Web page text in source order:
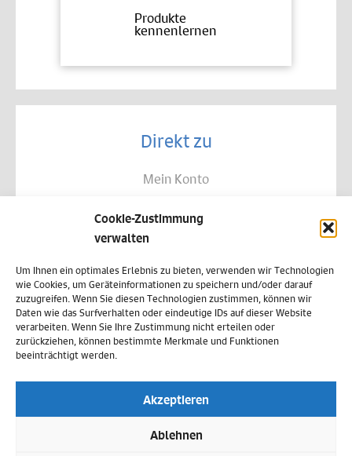
Cookie-Zustimmung
verwalten
Um Ihnen ein optimales Erlebnis zu bieten, verwenden wir Technologien
wie Cookies, um Geräteinformationen zu speichern und/oder darauf
zuzugreifen. Wenn Sie diesen Technologien zustimmen, können wir
Daten wie das Surfverhalten oder eindeutige IDs auf dieser Website
verarbeiten. Wenn Sie Ihre Zustimmung nicht erteilen oder
zurückziehen, können bestimmte Merkmale und Funktionen
beeinträchtigt werden.
Akzeptieren
Ablehnen
Produkte
kennenlernen
Direkt zu
Mein Konto
Allgemeine Geschäftsbedingungen
Datenschutz
Widerruf
Zahlungsweisen
Versand & Lieferung
Cookie-Richtlinie (EU)
Vertrag widerrufen